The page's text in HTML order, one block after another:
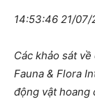
14:53:46 21/07/
Các khảo sát
Fauna & Flora
động vật hoang